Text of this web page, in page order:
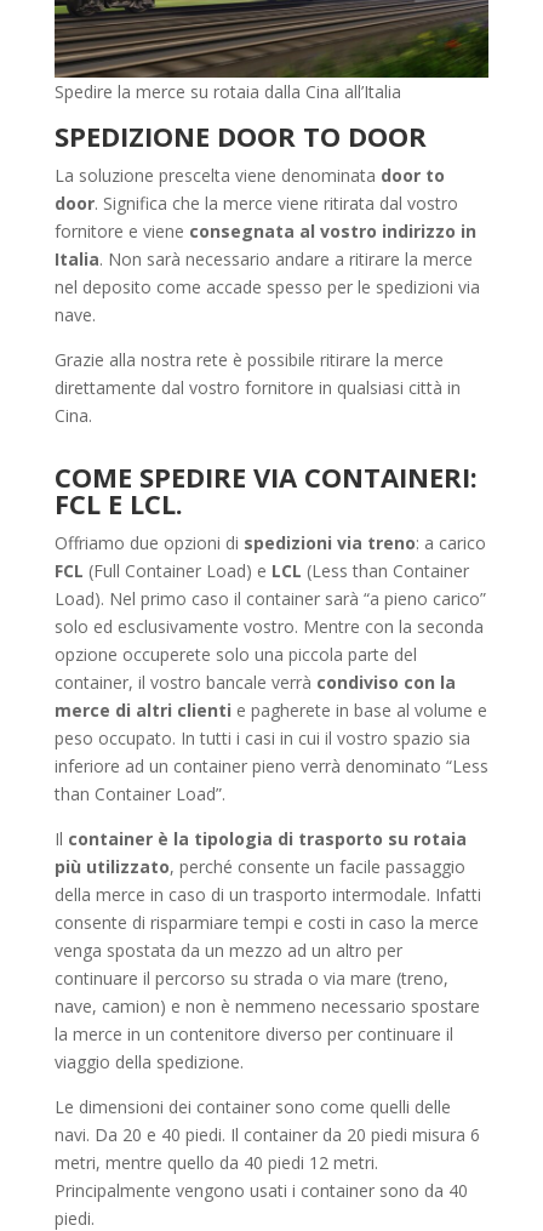
Spedire la merce su rotaia dalla Cina all’Italia
SPEDIZIONE DOOR TO DOOR
La soluzione prescelta viene denominata door to
door. Significa che la merce viene ritirata dal vostro
fornitore e viene consegnata al vostro indirizzo in
Italia. Non sarà necessario andare a ritirare la merce
nel deposito come accade spesso per le spedizioni via
nave.
Grazie alla nostra rete è possibile ritirare la merce
direttamente dal vostro fornitore in qualsiasi città in
Cina.
COME SPEDIRE VIA CONTAINERI:
FCL E LCL.
Offriamo due opzioni di spedizioni via treno: a carico
FCL (Full Container Load) e LCL (Less than Container
Load). Nel primo caso il container sarà “a pieno carico”
solo ed esclusivamente vostro. Mentre con la seconda
opzione occuperete solo una piccola parte del
container, il vostro bancale verrà condiviso con la
merce di altri clienti e pagherete in base al volume e
peso occupato. In tutti i casi in cui il vostro spazio sia
inferiore ad un container pieno verrà denominato “Less
than Container Load”.
Il container è la tipologia di trasporto su rotaia
più utilizzato, perché consente un facile passaggio
della merce in caso di un trasporto intermodale. Infatti
consente di risparmiare tempi e costi in caso la merce
venga spostata da un mezzo ad un altro per
continuare il percorso su strada o via mare (treno,
nave, camion) e non è nemmeno necessario spostare
la merce in un contenitore diverso per continuare il
viaggio della spedizione.
Le dimensioni dei container sono come quelli delle
navi. Da 20 e 40 piedi. Il container da 20 piedi misura 6
metri, mentre quello da 40 piedi 12 metri.
Principalmente vengono usati i container sono da 40
piedi.